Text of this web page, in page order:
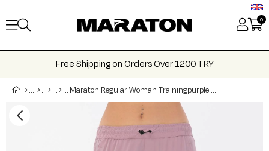
0
Free Shipping on Orders Over 1200 TRY
Maraton Regular Woman Traınıngpurple Black Caprı 21242